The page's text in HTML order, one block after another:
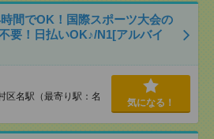
間でOK！国際スポーツ大会の
要！日払いOK♪/N1[アルバイ
区名駅（最寄り駅：名
気になる！